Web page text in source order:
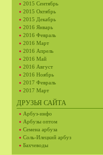
2015 Сентябрь
2015 Октябрь
2015 Декабрь
2016 Январь
2016 Февраль
2016 Март
2016 Апрель
2016 Май
2016 Август
2016 Ноябрь
2017 Февраль
2017 Март
ДРУЗЬЯ САЙТА
Арбуз-инфо
Арбузы оптом
Семена арбуза
Соль-Илецкий арбуз
Бахчеводы